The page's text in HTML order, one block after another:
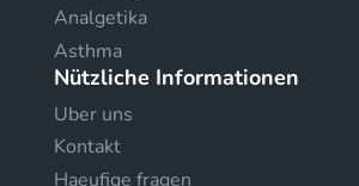
Analgetika
Asthma
Nützliche Informationen
Uber uns
Kontakt
Haeufige fragen